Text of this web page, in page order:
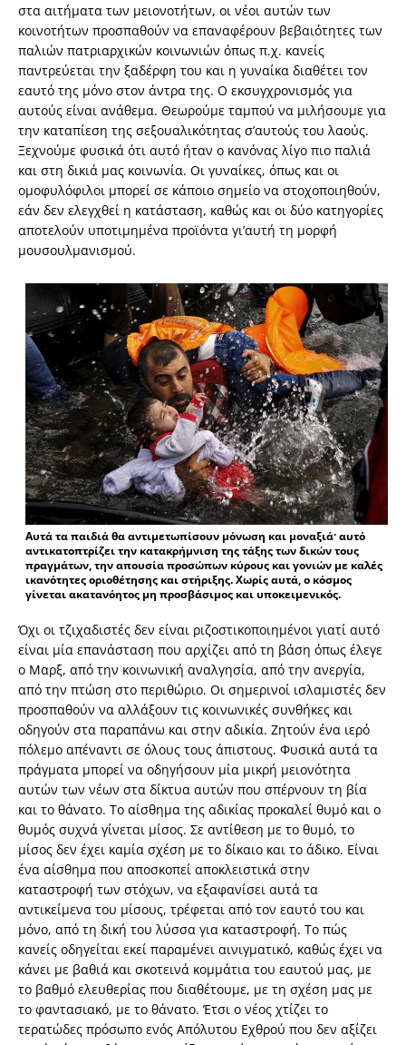
στα αιτήματα των μειονοτήτων, οι νέοι αυτών των
κοινοτήτων προσπαθούν να επαναφέρουν βεβαιότητες των
παλιών πατριαρχικών κοινωνιών όπως π.χ. κανείς
παντρεύεται την ξαδέρφη του και η γυναίκα διαθέτει τον
εαυτό της μόνο στον άντρα της. Ο εκσυγχρονισμός για
αυτούς είναι ανάθεμα. Θεωρούμε ταμπού να μιλήσουμε για
την καταπίεση της σεξουαλικότητας σ’αυτούς του λαούς.
Ξεχνούμε φυσικά ότι αυτό ήταν ο κανόνας λίγο πιο παλιά
και στη δικιά μας κοινωνία. Οι γυναίκες, όπως και οι
ομοφυλόφιλοι μπορεί σε κάποιο σημείο να στοχοποιηθούν,
εάν δεν ελεγχθεί η κατάσταση, καθώς και οι δύο κατηγορίες
αποτελούν υποτιμημένα προϊόντα γι’αυτή τη μορφή
μουσουλμανισμού.
Αυτά τα παιδιά θα αντιμετωπίσουν μόνωση και μοναξιά· αυτό
αντικατοπτρίζει την κατακρήμνιση της τάξης των δικών τους
πραγμάτων, την απουσία προσώπων κύρους και γονιών με καλές
ικανότητες οριοθέτησης και στήριξης. Χωρίς αυτά, ο κόσμος
γίνεται ακατανόητος μη προσβάσιμος και υποκειμενικός.
Όχι οι τζιχαδιστές δεν είναι ριζοστικοποιημένοι γιατί αυτό
είναι μία επανάσταση που αρχίζει από τη βάση όπως έλεγε
ο Μαρξ, από την κοινωνική αναλγησία, από την ανεργία,
από την πτώση στο περιθώριο. Οι σημερινοί ισλαμιστές δεν
προσπαθούν να αλλάξουν τις κοινωνικές συνθήκες και
οδηγούν στα παραπάνω και στην αδικία. Ζητούν ένα ιερό
πόλεμο απέναντι σε όλους τους άπιστους. Φυσικά αυτά τα
πράγματα μπορεί να οδηγήσουν μία μικρή μειονότητα
αυτών των νέων στα δίκτυα αυτών που σπέρνουν τη βία
και το θάνατο. Το αίσθημα της αδικίας προκαλεί θυμό και ο
θυμός συχνά γίνεται μίσος. Σε αντίθεση με το θυμό, το
μίσος δεν έχει καμία σχέση με το δίκαιο και το άδικο. Είναι
ένα αίσθημα που αποσκοπεί αποκλειστικά στην
καταστροφή των στόχων, να εξαφανίσει αυτά τα
αντικείμενα του μίσους, τρέφεται από τον εαυτό του και
μόνο, από τη δική του λύσσα για καταστροφή. Το πώς
κανείς οδηγείται εκεί παραμένει αινιγματικό, καθώς έχει να
κάνει με βαθιά και σκοτεινά κομμάτια του εαυτού μας, με
το βαθμό ελευθερίας που διαθέτουμε, με τη σχέση μας με
το φαντασιακό, με το θάνατο. Έτσι ο νέος χτίζει το
τερατώδες πρόσωπο ενός Απόλυτου Εχθρού που δεν αξίζει